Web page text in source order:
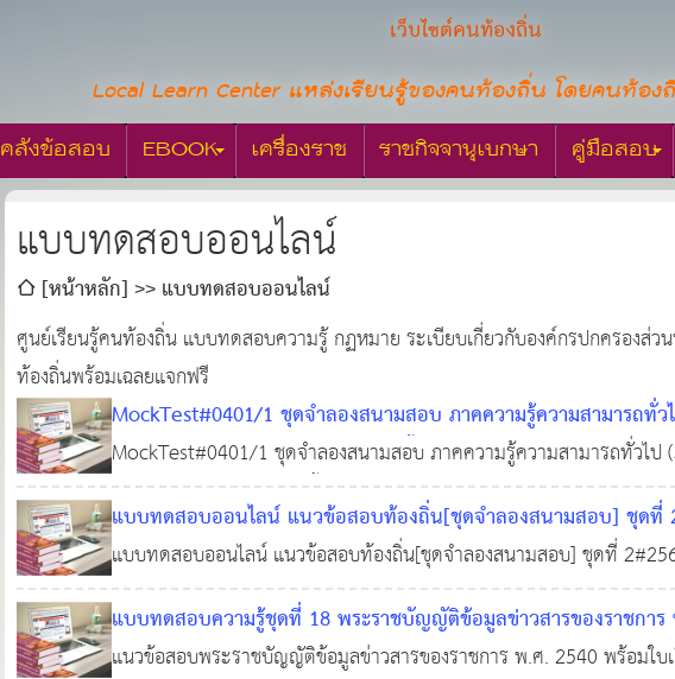
เว็บไซต์คนท้องถิ่น
Local Learn Center แหล่งเรียนรู้ของคนท้องถิ่น โดยคนท้อ
คลังข้อสอบ EBOOK เครื่องราช ราชกิจจานุเบกษา คู่มือสอบ
แบบทดสอบออนไลน์
[หน้าหลัก] แบบทดสอบออนไลน์
ศูนย์เรียนรู้คนท้องถิ่น แบบทดสอบความรู้ กฏหมาย ระเบียบเกี่ยวกับองค์กรปกครองส่
ท้องถิ่นพร้อมเฉลยแจกฟรี
MockTest#0401/1 ชุดจำลองสนามสอบ ภาคความรู้ความสามารถ
ภาษาไทย, ภาษาอังกฤษ, และความรู้พื้นฐานในการปฏิบัติราชการ (กฎห
MockTest#0401/1 ชุดจำลองสนามสอบ ภาคความรู้ความสามารถทั่ว
ภาษาอังกฤษ, และความรู้พื้นฐานในการปฏิบัติราชการ (กฎหมาย)
แบบทดสอบออนไลน์ แนวข้อสอบท้องถิ่น[ชุดจำลองสนามสอบ] ชุดที่
14 พ.ย. 2568 0 963
แบบทดสอบออนไลน์ แนวข้อสอบท้องถิ่น[ชุดจำลองสนามสอบ] ชุดที่
แบบทดสอบความรู้ชุดที่ 18 พระราชบัญญัติข้อมูลข่าวสารของราชกา
2564
0 9,603
แนวข้อสอบพระราชบัญญัติข้อมูลข่าวสารของราชการ พ.ศ. 2540 พร้อม